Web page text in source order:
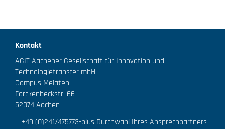
Kontakt
AGIT Aachener Gesellschaft für Innovation und
Technologietransfer mbH
Campus Melaten
Forckenbeckstr. 66
52074 Aachen
+49 (0)241/475773-plus Durchwahl Ihres Ansprechpartners